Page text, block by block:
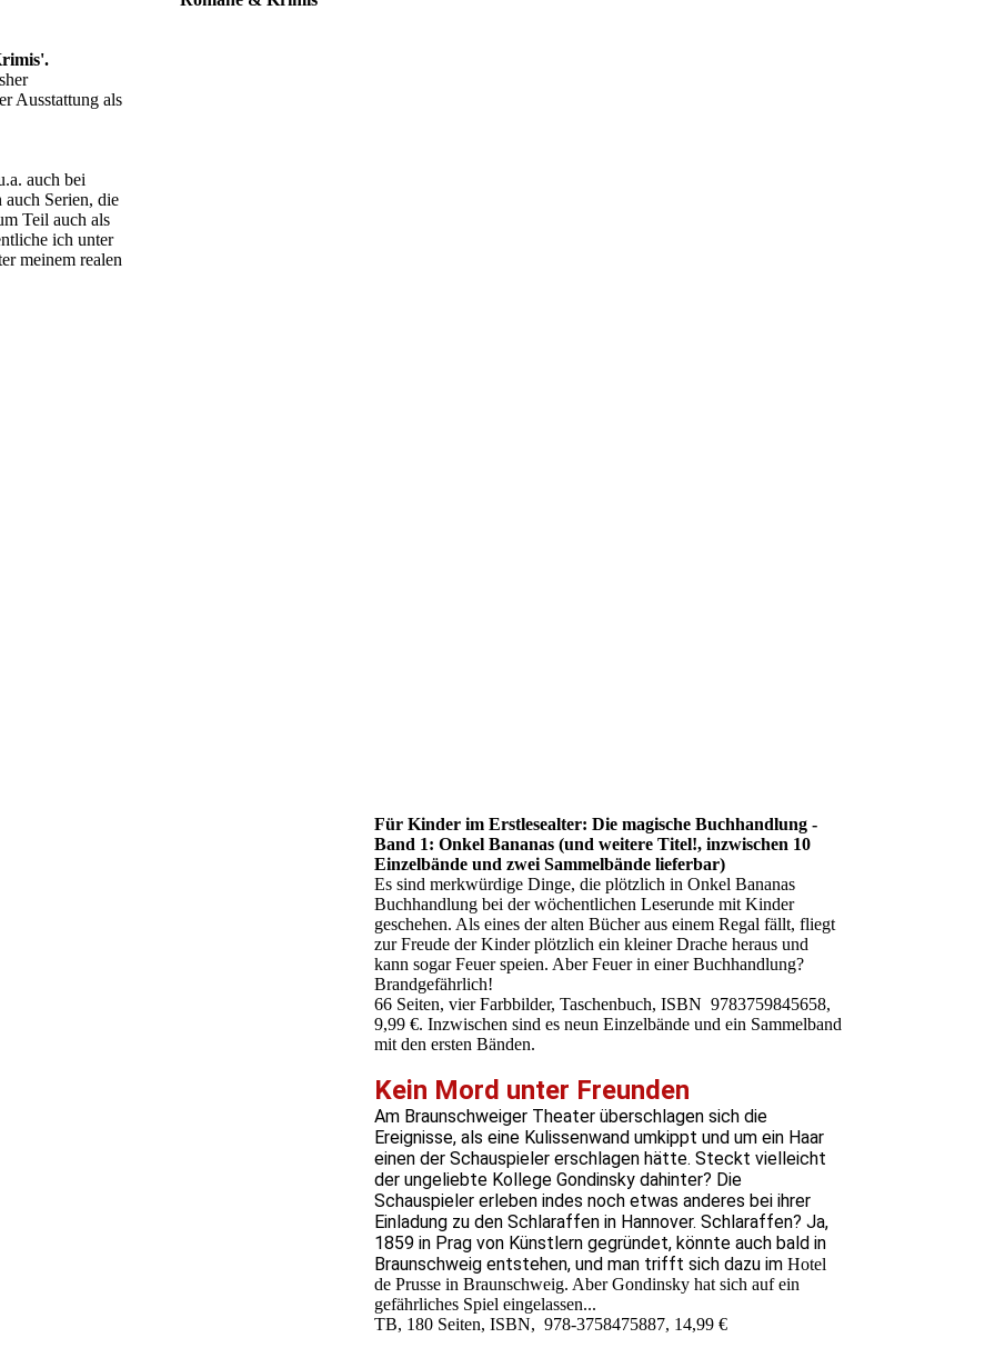
Ausstattung als
auch bei
auch Serien, die
Teil auch als
ich unter
meinem realen
Für Kinder im Erstlesealter: Die magische Buchhandlung -
Band 1: Onkel Bananas (und weitere Titel!, inzwischen 10
Einzelbände und zwei Sammelbände lieferbar)
Es sind merkwürdige Dinge, die plötzlich in Onkel Bananas
Buchhandlung bei der wöchentlichen Leserunde mit Kinder
geschehen. Als eines der alten Bücher aus einem Regal fällt, fliegt
zur Freude der Kinder plötzlich ein kleiner Drache heraus und
kann sogar Feuer speien. Aber Feuer in einer Buchhandlung?
Brandgefährlich!
66 Seiten, vier Farbbilder, Taschenbuch, ISBN 9783759845658,
9,99 €. Inzwischen sind es neun Einzelbände und ein Sammelband
mit den ersten Bänden.
Kein Mord unter Freunden
Am Braunschweiger Theater überschlagen sich die
Ereignisse, als eine Kulissenwand umkippt und um ein Haar
einen der Schauspieler erschlagen hätte. Steckt vielleicht
der ungeliebte Kollege Gondinsky dahinter? Die
Schauspieler erleben indes noch etwas anderes bei ihrer
Einladung zu den Schlaraffen in Hannover. Schlaraffen? Ja,
1859 in Prag von Künstlern gegründet, könnte auch bald in
Braunschweig entstehen, und man trifft sich dazu imHotel
de Prusse in Braunschweig. Aber Gondinsky hat sich auf ein
gefährliches Spiel eingelassen...
TB, 180 Seiten, ISBN, ‎ 978-3758475887, 14,99 €